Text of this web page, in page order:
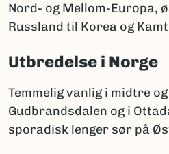
Nord- og Mellom-Europa,
Russland til Korea og
Utbredelse i Norge
Temmelig vanlig i midtre
Gudbrandsdalen og i
sporadisk lenger sør på